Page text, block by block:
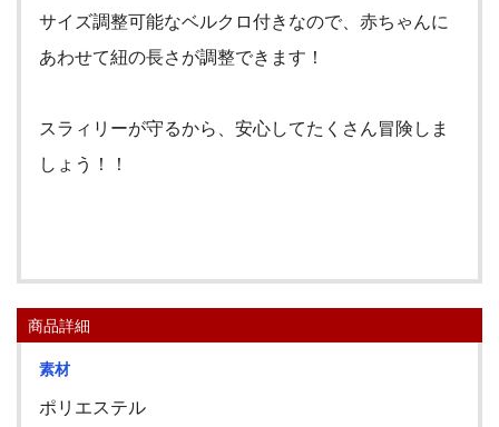
サイズ調整可能なベルクロ付きなので、赤ちゃんに
あわせて紐の長さが調整できます！
スラィリーが守るから、安心してたくさん冒険しま
しょう！！
商品詳細
素材
ポリエステル